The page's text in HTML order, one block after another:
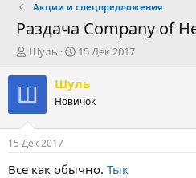
Акции и спецпредложения
Раздача Company of
А
т
т
м
ы
Шуль
Д
т
н
а
л
15 Дек 2017
Ш Шуль
Новичок
15 Дек 2017
Все как обычно. Тык